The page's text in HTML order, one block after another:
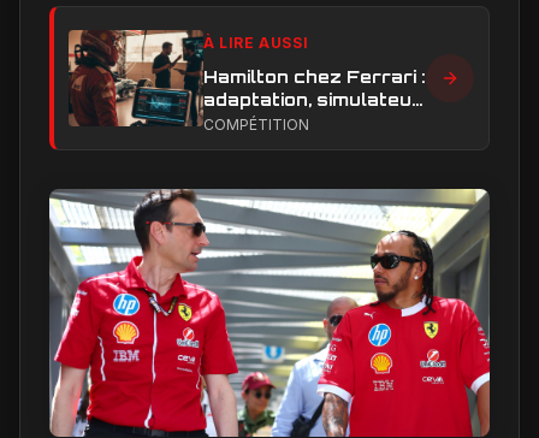
À LIRE AUSSI
Hamilton chez Ferrari :
adaptation, simulateur
et critiques, ce qui
COMPÉTITION